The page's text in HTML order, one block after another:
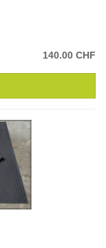
140.00 CHF